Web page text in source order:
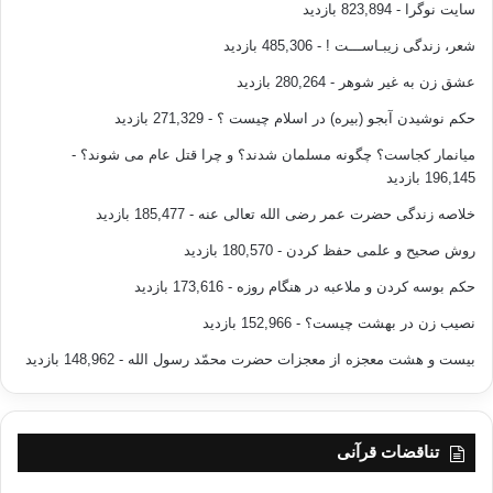
دروس نازانێ و قه‌ده‌غه‌ی ئه‌کات. وه‌کوو ئه‌فه‌رموێ:
[ بڵێ: ئه‌ی ئه‌هلی کتێب به ناڕه‌وا و ناهه‌ق، له ئایینه‌که‌تاندا
زیاده‌ڕه‌وی مه‌که‌ن…مائیده/77]
ته‌نانه‌ت موسڵمانان بێدار ئه‌کاته‌وه که شوێنی ئه‌م زیاده‌ڕه‌ویانه
لَّيْسَ بِأَمَانِيِّكُمْ وَلا أَمَانِيِّ أَهْلِ الْكِتَابِ مَن يَعْمَلْ سُوءاً يُجْزَ بِهِ…
کاری خراپ بکا، هه‌ر به‌و ده‌قه تۆڵه‌ی لێده‌سه‌نرێته‌وه… نیساـ/ 123 ]
کاری خراپ کات، جه‌زای وه‌ر ئه‌گرێ. وه‌کوو ئه‌وه‌ی بفه‌رموێ: خوا
سایت نوگرا - 823,894 بازدید
شعر، زندگی زیبـاســـت ! - 485,306 بازدید
عشق زن به غیر شوهر - 280,264 بازدید
حکم نوشیدن آبجو (بیره) در اسلام چیست ؟ - 271,329 بازدید
میانمار کجاست؟ چگونه مسلمان شدند؟ و چرا قتل عام می شوند؟ -
196,145 بازدید
خلاصه زندگی حضرت عمر رضی الله تعالی عنه - 185,477 بازدید
روش صحیح و علمی حفظ کردن - 180,570 بازدید
حکم بوسه کردن و ملاعبه در هنگام روزه - 173,616 بازدید
نصیب زن در بهشت چیست؟ - 152,966 بازدید
بیست و هشت معجزه از معجزات حضرت محمّد رسول الله - 148,962 بازدید
تناقضات قرآنی